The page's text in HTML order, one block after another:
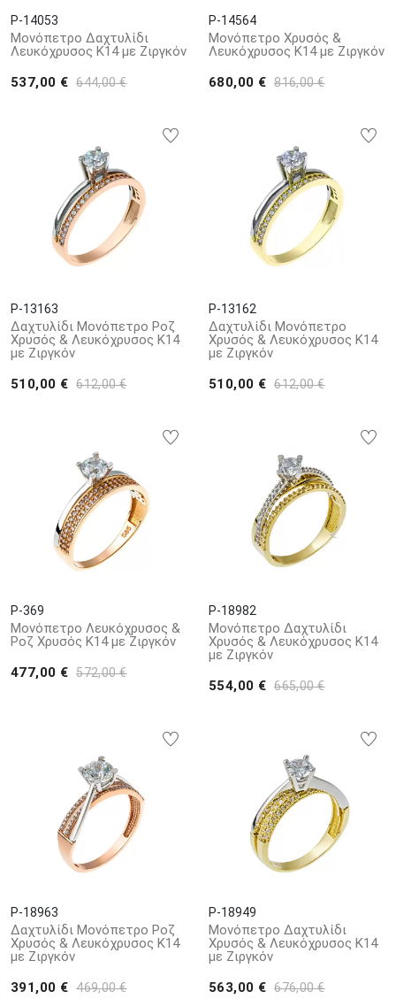
P-14053
Μονόπετρο Δαχτυλίδι
Λευκόχρυσος Κ14 με Ζιργκόν
537,00 € 644,00 €
P-14564
Μονόπετρο Χρυσός &
Λευκόχρυσος Κ14 με Ζιργκόν
680,00 € 816,00 €
P-13163
Δαχτυλίδι Μονόπετρο Ροζ
Χρυσός & Λευκόχρυσος Κ14
με Ζιργκόν
510,00 € 612,00 €
P-13162
Δαχτυλίδι Μονόπετρο
Χρυσός & Λευκόχρυσος Κ14
με Ζιργκόν
510,00 € 612,00 €
P-369
Μονόπετρο Λευκόχρυσος &
Ροζ Χρυσός Κ14 με Ζιργκόν
477,00 € 572,00 €
P-18982
Μονόπετρο Δαχτυλίδι
Χρυσός & Λευκόχρυσος Κ14
με Ζιργκόν
554,00 € 665,00 €
P-18963
Δαχτυλίδι Μονόπετρο Ροζ
Χρυσός & Λευκόχρυσος Κ14
με Ζιργκόν
391,00 € 469,00 €
P-18949
Μονόπετρο Δαχτυλίδι
Χρυσός & Λευκόχρυσος Κ14
με Ζιργκόν
563,00 € 676,00 €